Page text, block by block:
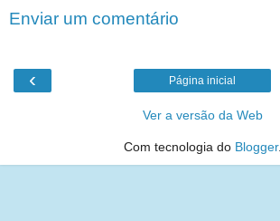
Enviar um comentário
‹ Página inicial
Ver a versão da Web
Com tecnologia do Blogger.